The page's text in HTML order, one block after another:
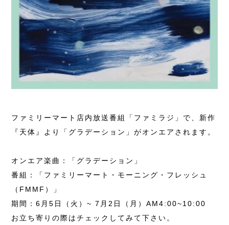
ファミリーマート店内放送番組「ファミラジ」で、新作
『天体』より「グラデーション」がオンエアされます。
オンエア楽曲：「グラデーション」
番組：「ファミリーマート・モーニング・フレッシュ
（FMMF）」
期間：6月5日（火）~ 7月2日（月）AM4:00~10:00
お立ち寄りの際はチェックしてみて下さい。